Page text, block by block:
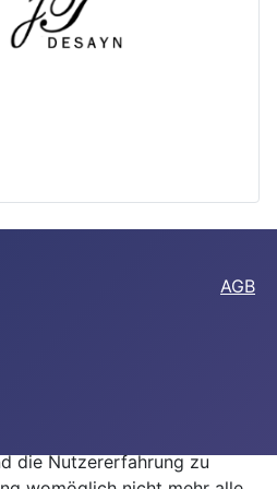
AGB
die Nutzererfahrung zu